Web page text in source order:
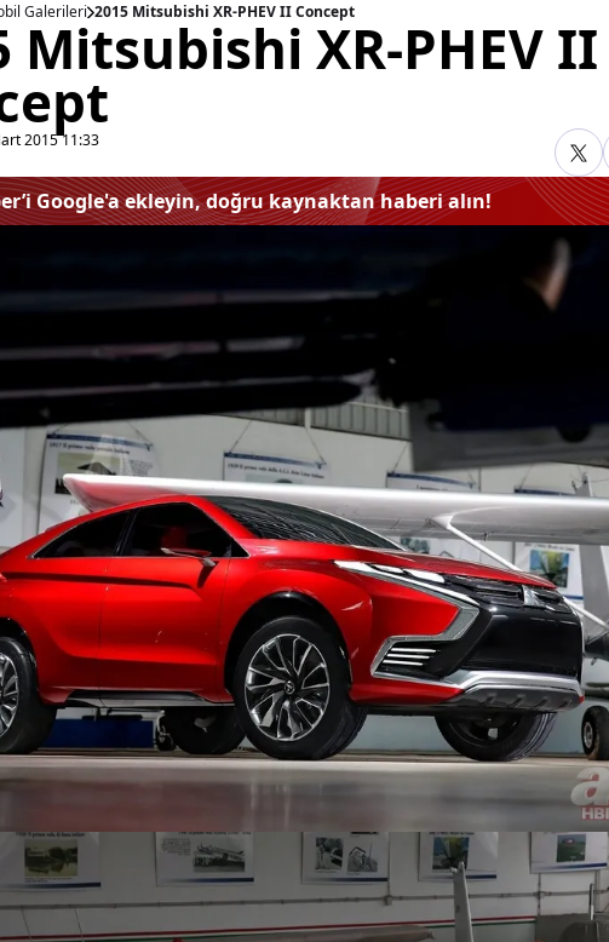
Galerileri 2015 Mitsubishi XR-PHEV II Concept
Mitsubishi XR-PHEV II
2015 11:33
Google'a ekleyin, doğru kaynaktan haberi alın!